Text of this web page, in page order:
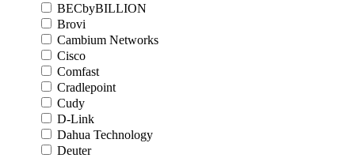
BECbyBILLION
Brovi
Cambium Networks
Cisco
Comfast
Cradlepoint
Cudy
D-Link
Dahua Technology
Deuter